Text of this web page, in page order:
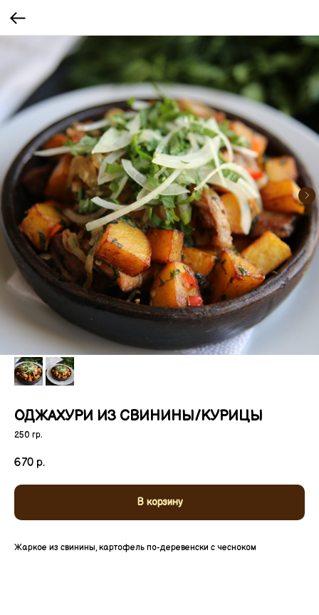
ОДЖАХУРИ ИЗ СВИНИНЫ/КУРИЦЫ
250 гр.
670 р.
В корзину
Жаркое из свинины, картофель по-деревенски с чесноком